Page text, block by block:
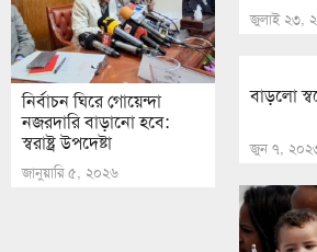
নির্বাচন ঘিরে গোয়েন্দা
নজরদারি বাড়ানো হবে:
স্বরাষ্ট্র উপদেষ্টা
জানুয়ারি ৫, ২০২৬
জুলাই ২৩,
বাড়লো
জুন ৭,